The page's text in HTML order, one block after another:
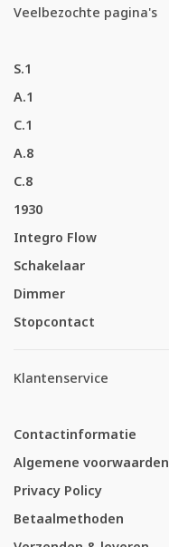
Veelbezochte pagina's
S.1
A.1
C.1
A.8
C.8
1930
Integro Flow
Schakelaar
Dimmer
Stopcontact
Klantenservice
Contactinformatie
Algemene voorwaarden
Privacy Policy
Betaalmethoden